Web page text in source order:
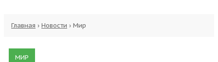
Главная › Новости › Мир
МИР